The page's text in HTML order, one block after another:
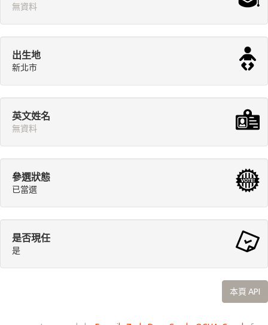
無資料
出生地
新北市
英文姓名
無資料
參選狀態
已當選
是否現任
是
本頁 API